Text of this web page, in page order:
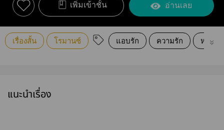
เพิ่มเข้าชั้น อ่านเลย
เรื่องสั้น โรมานซ์ แอบรัก ความรัก หวาน
แนะนำเรื่อง